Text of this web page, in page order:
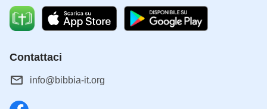
Contattaci
info@bibbia-it.org